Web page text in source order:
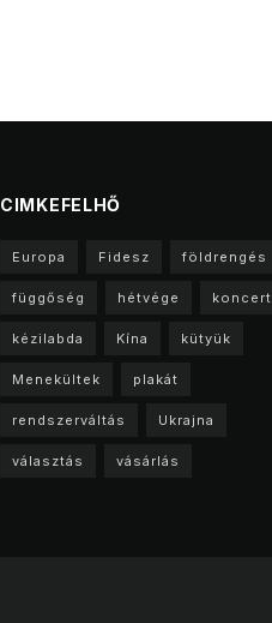
CIMKEFELHŐ
Europa Fidesz földrengés
függőség hétvége koncert
kézilabda Kína kütyük
Menekültek plakát
rendszerváltás Ukrajna
választás vásárlás